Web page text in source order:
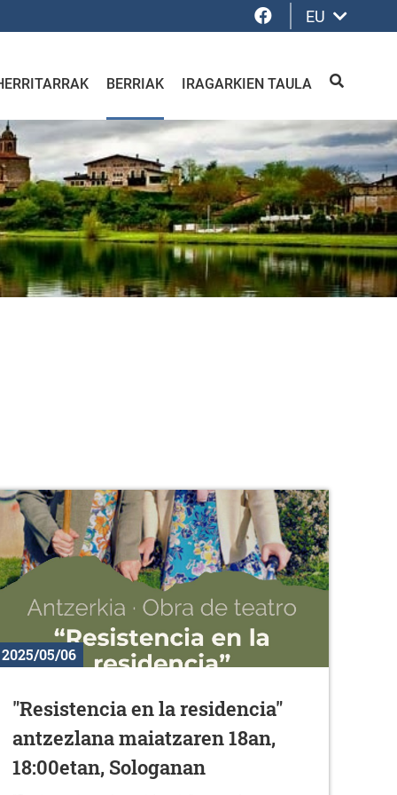
Facebook
EU
BERRIAK IRAGARKIEN TAULA BILATU
2025/05/06
"Resistencia en la residencia"
antzezlana maiatzaren 18an,
18:00etan, Sologanan